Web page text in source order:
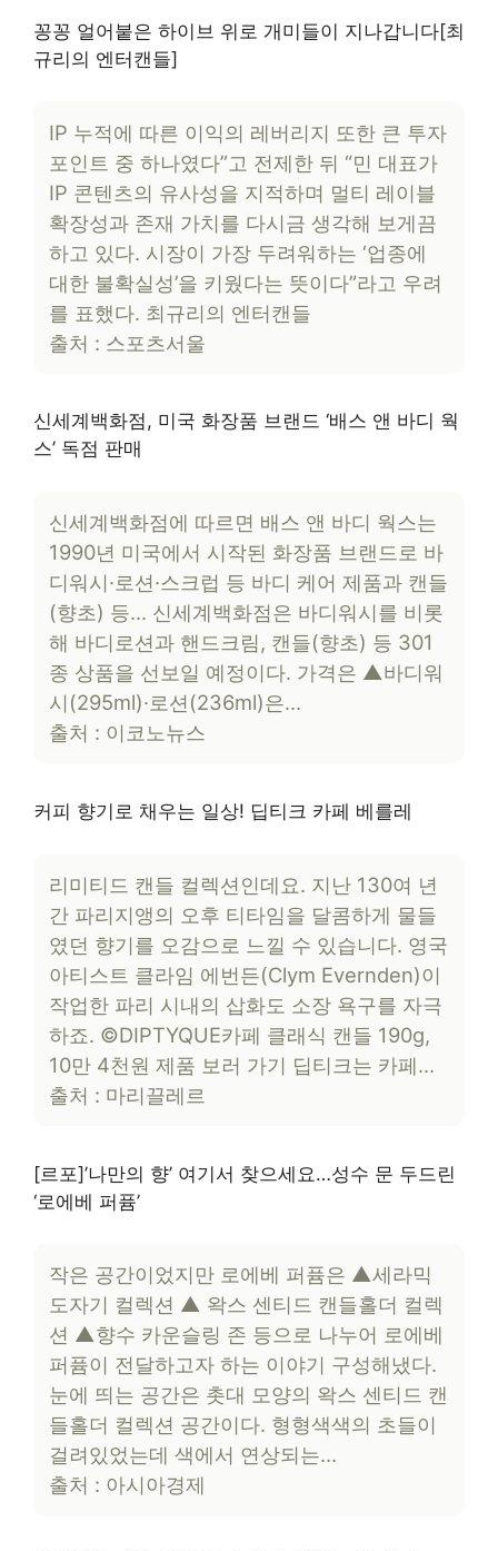
꽁꽁 얼어붙은 하이브 위로 개미들이 지나갑니다[최
규리의 엔터캔들]
IP 누적에 따른 이익의 레버리지 또한 큰 투자
포인트 중 하나였다”고 전제한 뒤 “민 대표가
IP 콘텐츠의 유사성을 지적하며 멀티 레이블
확장성과 존재 가치를 다시금 생각해 보게끔
하고 있다. 시장이 가장 두려워하는 ‘업종에
대한 불확실성’을 키웠다는 뜻이다”라고 우려
를 표했다. 최규리의 엔터캔들
출처 : 스포츠서울
신세계백화점, 미국 화장품 브랜드 ‘배스 앤 바디 웍
스’ 독점 판매
신세계백화점에 따르면 배스 앤 바디 웍스는
1990년 미국에서 시작된 화장품 브랜드로 바
디워시·로션·스크럽 등 바디 케어 제품과 캔들
(향초) 등… 신세계백화점은 바디워시를 비롯
해 바디로션과 핸드크림, 캔들(향초) 등 301
종 상품을 선보일 예정이다. 가격은 ▲바디워
시(295ml)·로션(236ml)은…
출처 : 이코노뉴스
커피 향기로 채우는 일상! 딥티크 카페 베를레
리미티드 캔들 컬렉션인데요. 지난 130여 년
간 파리지앵의 오후 티타임을 달콤하게 물들
였던 향기를 오감으로 느낄 수 있습니다. 영국
아티스트 클라임 에번든(Clym Evernden)이
작업한 파리 시내의 삽화도 소장 욕구를 자극
하죠. ©DIPTYQUE카페 클래식 캔들 190g,
10만 4천원 제품 보러 가기 딥티크는 카페…
출처 : 마리끌레르
[르포]’나만의 향’ 여기서 찾으세요…성수 문 두드린
‘로에베 퍼퓸’
작은 공간이었지만 로에베 퍼퓸은 ▲세라믹
도자기 컬렉션 ▲ 왁스 센티드 캔들홀더 컬렉
션 ▲향수 카운슬링 존 등으로 나누어 로에베
퍼퓸이 전달하고자 하는 이야기 구성해냈다.
눈에 띄는 공간은 촛대 모양의 왁스 센티드 캔
들홀더 컬렉션 공간이다. 형형색색의 초들이
걸려있었는데 색에서 연상되는…
출처 : 아시아경제